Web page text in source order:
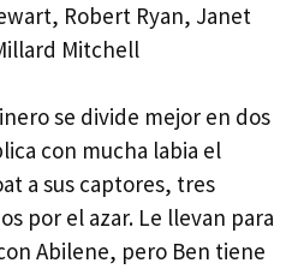
Robert Ryan, Janet
Mitchell
se divide mejor en dos
con mucha labia el
a sus captores, tres
por el azar. Le llevan para
Abilene, pero Ben tiene